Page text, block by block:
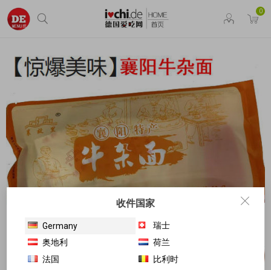
0
收件国家
Germany
瑞士
奥地利
荷兰
法国
比利时